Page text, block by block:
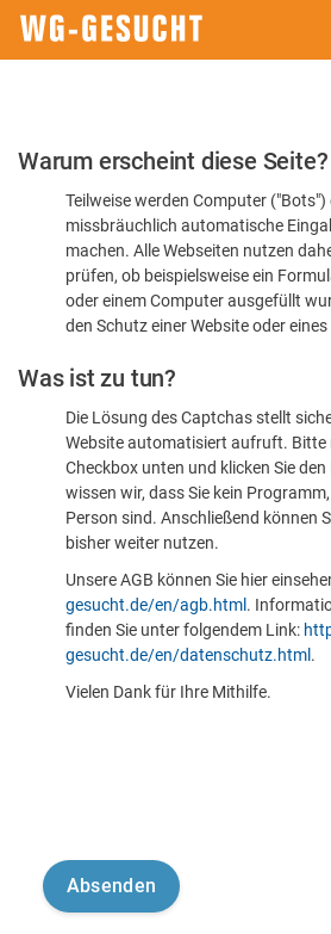
Bitte
dass
sind
Warum erscheint diese Seite?
Teilweise werden Computer
missbräuchlich automatische
machen. Alle Webseiten nutzen
prüfen, ob beispielsweise ein
oder einem Computer ausgefüllt
den Schutz einer Website oder
Was ist zu tun?
Die Lösung des Captchas stellt
Website automatisiert aufruft. Bitte
Checkbox unten und klicken Sie
wissen wir, dass Sie kein
Person sind. Anschließend können
bisher weiter nutzen.
Unsere AGB können Sie hier
gesucht.de/en/agb.html .
finden Sie unter folgendem Link:
gesucht.de/en/datenschutz.html .
Vielen Dank für Ihre Mithilfe.